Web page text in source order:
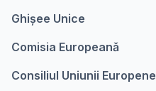
Ghișee Unice
Comisia Europeanǎ
Consiliul Uniunii Europene